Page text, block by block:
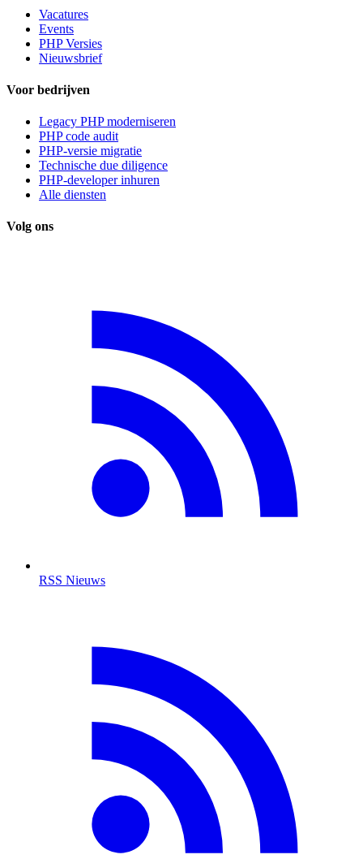
Vacatures
Events
PHP Versies
Nieuwsbrief
Voor bedrijven
Legacy PHP moderniseren
PHP code audit
PHP-versie migratie
Technische due diligence
PHP-developer inhuren
Alle diensten
Volg ons
RSS Nieuws